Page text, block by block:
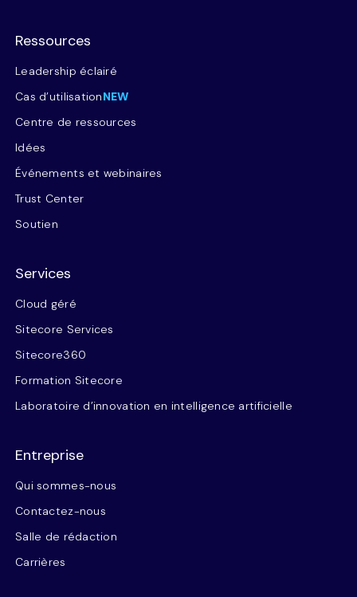
Ressources
Leadership éclairé
Cas d’utilisationNEW
Centre de ressources
Idées
Événements et webinaires
Trust Center
Soutien
Services
Cloud géré
Sitecore Services
Sitecore360
Formation Sitecore
Laboratoire d’innovation en intelligence artificielle
Entreprise
Qui sommes-nous
Contactez-nous
Salle de rédaction
Carrières